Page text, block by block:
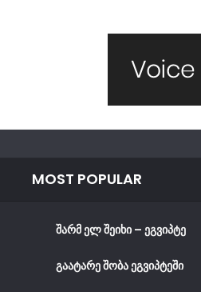
MOST POPULAR
შარმ ელ შეიხი – ეგვიპტე
გაატარე შობა ეგვიპტეში